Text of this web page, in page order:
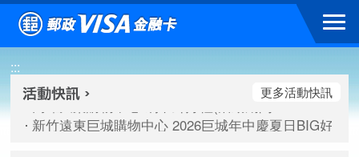
跳到主要內容區塊
:::
高雄大樂購物中心 刷卡郵好禮(活動期間：115/08/07-
臺北三創生活 有點東西第2波 刷卡郵好禮(活動期間：
高雄大樂購物中心 刷卡郵好禮(活動期間：115/08/07-
新竹遠東巨城購物中心 2026巨城年中慶夏日BIG好刷(
更多活動快訊